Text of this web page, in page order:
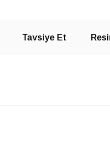
Tavsiye Et